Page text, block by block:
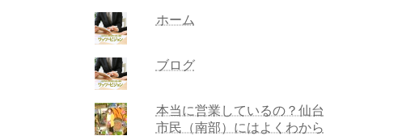
ホーム
ブログ
本当に営業しているの？仙台
市民（南部）にはよくわから